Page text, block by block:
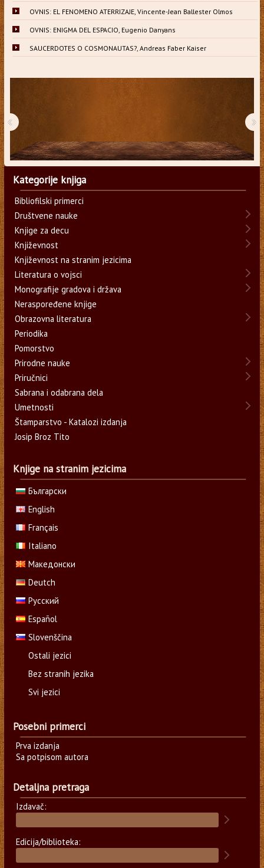
OVNIS: EL FENOMENO ATERRIZAJE, Vincente-Jean Ballester Olmos
OVNIS: ENIGMA DEL ESPACIO, Eugenio Danyans
SAUCERDOTES O COSMONAUTAS?, Andreas Faber Kaiser
‹ ›
Kategorije knjiga
Bibliofilski primerci
Društvene nauke
Knjige za decu
Književnost
Književnost na stranim jezicima
Literatura o vojsci
Monografije gradova i država
Neraspoređene knjige
Obrazovna literatura
Periodika
Pomorstvo
Prirodne nauke
Priručnici
Sabrana i odabrana dela
Umetnosti
Štamparstvo - Katalozi izdanja
Josip Broz Tito
Knjige na stranim jezicima
Български
English
Français
Italiano
Македонски
Deutch
Русский
Español
Slovenščina
Ostali jezici
Bez stranih jezika
Svi jezici
Posebni primerci
Prva izdanja
Sa potpisom autora
Detaljna pretraga
Izdavač:
Edicija/biblioteka: